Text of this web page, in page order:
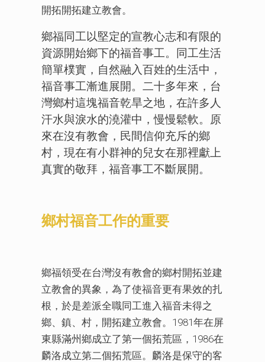
開拓開拓建立教會。
鄉福同工以堅定的宣教心志和有限的
資源開始鄉下的福音事工。同工生活
簡單樸實，自然融入百姓的生活中，
福音事工漸進展開。二十多年來，台
灣鄉村這塊福音乾旱之地，在許多人
汗水與淚水的澆灌中，慢慢鬆軟。原
來在沒有教會，民間信仰充斥的鄉
村，現在有小群神的兒女在那裡獻上
真實的敬拜，福音事工不斷展開。
鄉村福音工作的重要
鄉福領受在台灣沒有教會的鄉村開拓並建
立教會的異象，為了使福音更有果效的扎
根，於是差派全職同工進入福音未得之
鄉、鎮、村，開拓建立教會。1981年在屏
東縣滿州鄉成立了第一個拓荒區，1986在
麟洛成立第二個拓荒區。麟洛是保守的客